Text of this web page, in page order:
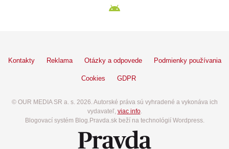
Kontakty Reklama Otázky a odpovede Podmienky používania
Cookies GDPR
© OUR MEDIA SR a. s. 2026. Autorské práva sú vyhradené a vykonáva ich
vydavateľ, viac info.
Blogovací systém Blog.Pravda.sk beží na technológií Wordpress.